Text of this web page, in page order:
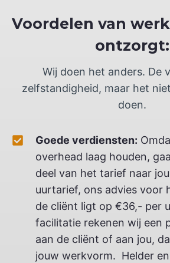
Voordelen van
ontzorgt:
Wij doen het anders. De
zelfstandigheid, maar het
doen.
Goede verdiensten:
overhead laag houden,
deel van het tarief naar
uurtarief, ons advies voor
de cliënt ligt op €36,- per
facilitatie rekenen wij een
aan de cliënt of aan jou,
jouw werkvorm. Helder